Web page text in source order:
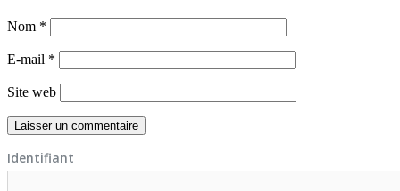
Nom *
E-mail *
Site web
Identifiant